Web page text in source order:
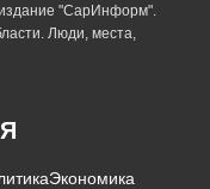
"СарИнформ".
Люди, места,
Экономика